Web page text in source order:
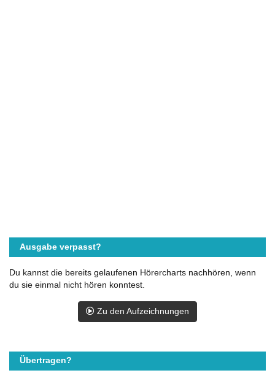
Ausgabe verpasst?
Du kannst die bereits gelaufenen Hörercharts nachhören, wenn
du sie einmal nicht hören konntest.
Zu den Aufzeichnungen
Übertragen?